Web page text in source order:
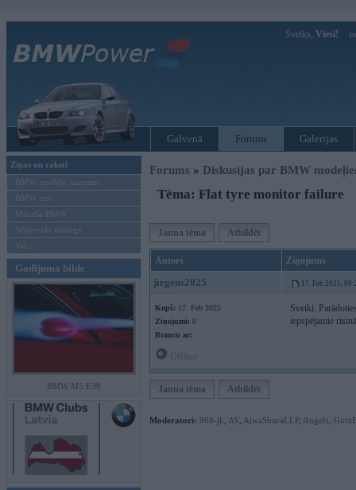
Sveiks, Viesi!
Galvenā Forums Galerijas
Ziņas un raksti
BMW modeļu jaunumi
BMW testi
Mēneša BMW
Sērijveida tūnings
Vel...
Gadījuma bilde
BMW M5 E39
Forums » Diskusijas par BMW
Tēma: Flat tyre monitor failure
Jauna tēma Atbildēt
Autors Ziņojums
jirgens2025 17. Feb 2025,
Kopš: 17. Feb 2025
Ziņojumi: 0
Braucu ar:
Sveiki.
iepspējamie
Jauna tēma Atbildēt
Moderatori: 968-jk AV AiwaShuraLLP, Angelz